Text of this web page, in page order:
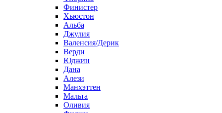
Финистер
Хьюстон
Альба
Джулия
Валенсия/Дерик
Верди
Юджин
Дана
Алези
Манхэттен
Мальта
Оливия